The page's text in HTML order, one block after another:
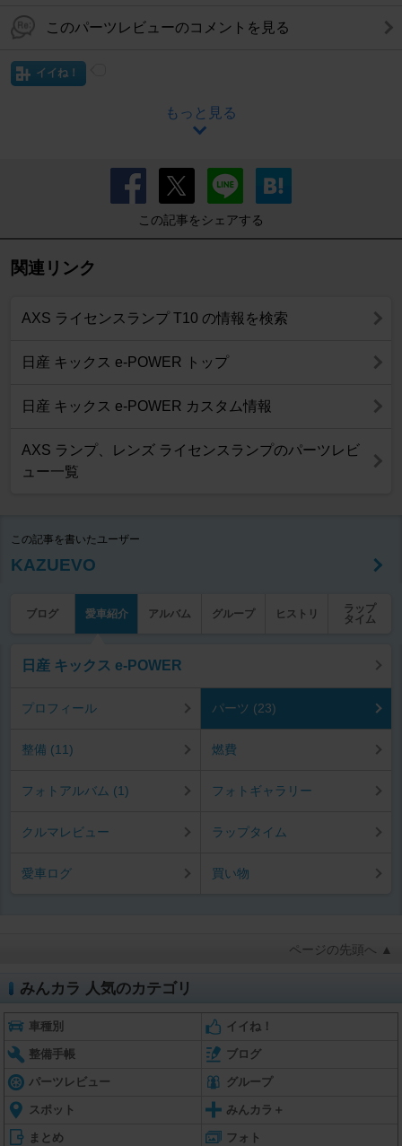
このパーツレビューのコメントを見る
イイね！
もっと見る
この記事をシェアする
関連リンク
AXS ライセンスランプ T10 の情報を検索
日産 キックス e-POWER トップ
日産 キックス e-POWER カスタム情報
AXS ランプ、レンズ ライセンスランプのパーツレビ
ュー一覧
この記事を書いたユーザー
KAZUEVO
ブログ 愛車紹介 アルバム グループ ヒストリ
ラップ
タイム
日産 キックス e-POWER
プロフィール パーツ (23)
整備 (11) 燃費
フォトアルバム (1) フォトギャラリー
クルマレビュー ラップタイム
愛車ログ 買い物
ページの先頭へ ▲
みんカラ 人気のカテゴリ
車種別 イイね！
整備手帳 ブログ
パーツレビュー グループ
スポット みんカラ＋
まとめ フォト